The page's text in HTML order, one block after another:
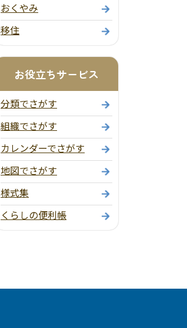
おくやみ
移住
お役立ちサービス
分類でさがす
組織でさがす
カレンダーでさがす
地図でさがす
様式集
くらしの便利帳